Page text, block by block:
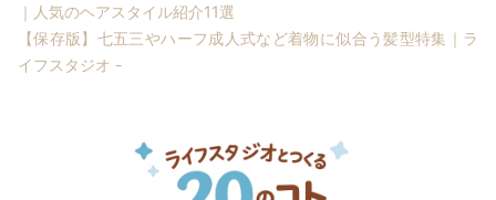
｜人気のヘアスタイル紹介11選
【保存版】七五三やハーフ成人式など着物に似合う髪型特集｜ラ
イフスタジオ -